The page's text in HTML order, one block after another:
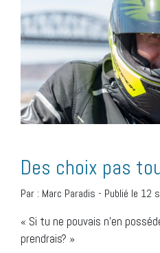
Des choix pas
Par : Marc Paradis - Publié le 12
« Si tu ne pouvais n’en
prendrais? »